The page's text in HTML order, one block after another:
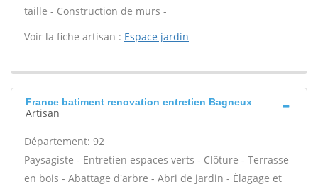
taille - Construction de murs -
Voir la fiche artisan : Espace jardin
France batiment renovation entretien Bagneux
Artisan
Département: 92
Paysagiste - Entretien espaces verts - Clôture - Terrasse
en bois - Abattage d'arbre - Abri de jardin - Élagage et